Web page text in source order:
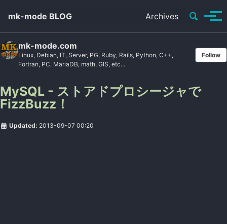
mk-mode BLOG Archives Toggle
mk-mode.com
Linux, Debian, IT, Server, PG, Ruby, Rails, Python, C++,
Fortran, PC, MariaDB, math, GIS, etc...
Follow
MySQL - ストアドプロシージャで
FizzBuzz！
Updated: 2013-09-07 00:20